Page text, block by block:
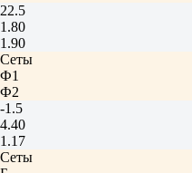
22.5
1.80
1.90
Сеты
Ф1
Ф2
-1.5
4.40
1.17
Сеты